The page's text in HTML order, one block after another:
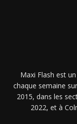
Maxi Flash est
chaque semaine
2015, dans les
2022, et à